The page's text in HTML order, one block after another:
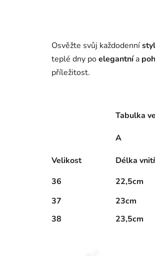
Osvěžte svůj každodennístyl
teplé dny poelegantnía
příležitost.
Tabulka
A
Velikost
Délka
36
22,5cm
37
23cm
38
23,5cm